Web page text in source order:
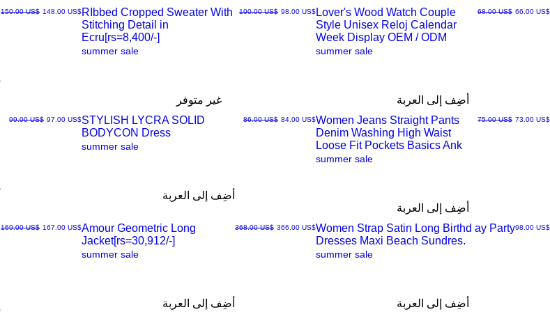
سعر عادي‏150.00 US$ سعر البيع‏148.00 US$
العرض
RIbbed Cropped Sweater With
Stitching Detail in
Ecru[rs=8,400/-]
سعر عادي‏100.00 US$ سعر البيع‏98.00 US$
summer sale
غير متوفر
العرض
Lover's Wood Watch Couple
Style Unisex Reloj Calendar
Week Display OEM / ODM
سعر عادي
‏68.00 US$ سعر البيع‏66.00 US$
summer sale
أضِف إلى العربة
سعر عادي
‏99.00 US$ سعر البيع‏97.00 US$
العرض
STYLISH LYCRA SOLID
BODYCON Dress
سعر عادي
‏86.00 US$ سعر البيع‏84.00 US$
summer sale
أضِف إلى العربة
العرض
Women Jeans Straight Pants
Denim Washing High Waist
Loose Fit Pockets Basics Ank
سعر عادي
‏75.00 US$ سعر البيع‏73.00 US$
summer sale
أضِف إلى العربة
سعر عادي‏169.00 US$ سعر البيع‏167.00 US$
العرض
Amour Geometric Long
Jacket[rs=30,912/-]
سعر عادي‏368.00 US$ سعر البيع‏366.00 US$
summer sale
أضِف إلى العربة
العرض
Women Strap Satin Long Birthd ay Party
Dresses Maxi Beach Sundres.
السعر ‏98.00 US$
summer sale
أضِف إلى العربة